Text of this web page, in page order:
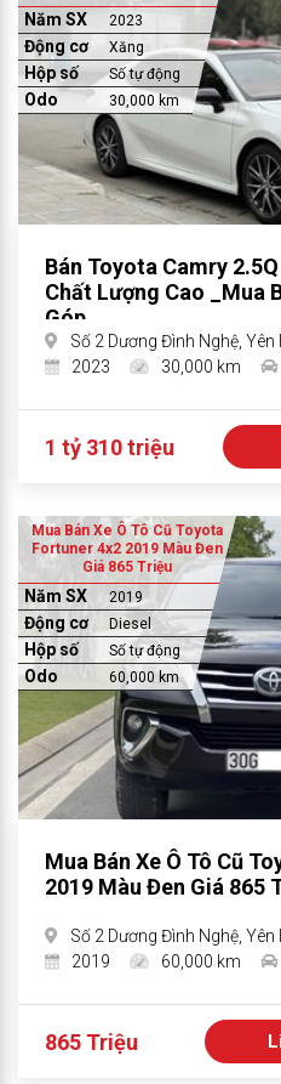
Năm SX 2023
Động cơ Xăng
Hộp số Số tự động
Odo 30,000 km
Bán Toyota Camry
Chất Lượng Cao _Mua
Góp
Số 2 Dương Đình Nghệ, Yên
2023
30,000 km
1 tỷ 310 triệu
Mua Bán Xe Ô Tô Cũ Toyota
Fortuner 4x2 2019 Màu Đen
Giá 865 Triệu
Năm SX 2019
Động cơ Diesel
Hộp số Số tự động
Odo 60,000 km
Mua Bán Xe Ô Tô Cũ
2019 Màu Đen Giá 865
Số 2 Dương Đình Nghệ, Yên
2019
60,000 km
865 Triệu